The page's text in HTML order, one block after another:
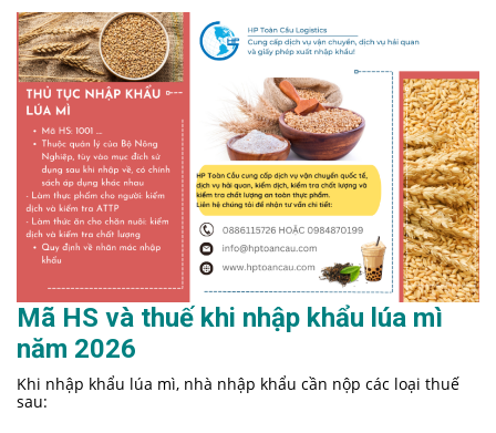
Mã HS và thuế khi nhập khẩu lúa mì
năm 2026
Khi nhập khẩu lúa mì, nhà nhập khẩu cần nộp các loại thuế
sau: